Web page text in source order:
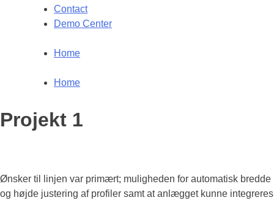
Contact
Demo Center
Home
Home
Projekt 1
Ønsker til linjen var primært; muligheden for automatisk bredde
og højde justering af profiler samt at anlægget kunne integreres